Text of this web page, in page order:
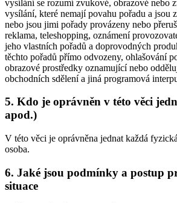
vysílání se rozumí zvukové, obrazové nebo
vysílání, které nemají povahu pořadu a jsou
nebo jsou jimi pořady provázeny nebo
reklama, teleshopping, oznámení
jeho vlastních pořadů a doprovodných
těchto pořadů přímo odvozeny, ohlašování
obrazové prostředky oznamující nebo
obchodních sdělení a jiná programová
5. Kdo je oprávněn v této věci
apod.)
V této věci je oprávněna jednat každá
osoba.
6. Jaké jsou podmínky a postup
situace